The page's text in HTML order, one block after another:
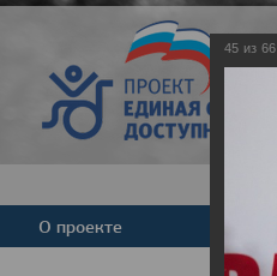
О проекте Команда
45 из 66